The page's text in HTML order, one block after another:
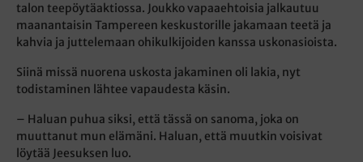
talon teepöytäaktiossa. Joukko vapaaehtoisia jalkautuu
maanantaisin Tampereen keskustorille jakamaan teetä ja
kahvia ja juttelemaan ohikulkijoiden kanssa uskonasioista.
Siinä missä nuorena uskosta jakaminen oli lakia, nyt
todistaminen lähtee vapaudesta käsin.
– Haluan puhua siksi, että tässä on sanoma, joka on
muuttanut mun elämäni. Haluan, että muutkin voisivat
löytää Jeesuksen luo.